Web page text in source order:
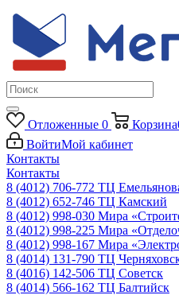
Отложенные 0 Корзина
ВойтиМой кабинет
Контакты
Контакты
8 (4012) 706-772 ТЦ
8 (4012) 652-746 ТЦ Камский
8 (4012) 998-030 Мира
8 (4012) 998-225 Мира
8 (4012) 998-167 Мира
8 (4014) 131-790 ТЦ
8 (4016) 142-506 ТЦ Советск
8 (4014) 566-162 ТЦ Балтийск